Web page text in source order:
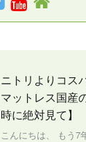
ニトリよりコス
マットレス国産
時に絶対見て】
こんにちは、 もう7